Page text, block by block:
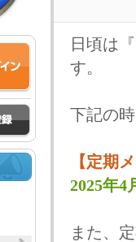
日頃は
す。
下記の
【定期
2025年4
また、